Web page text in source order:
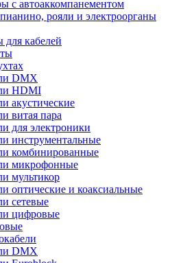
с автоаккомпанементом
рояли и электроорганы
для кабелей
DMX
HDMI
акустические
витая пара
для электроники
инструментальные
комбинированные
микрофонные
мультикор
оптические и коаксиальные
сетевые
цифровые
DMX